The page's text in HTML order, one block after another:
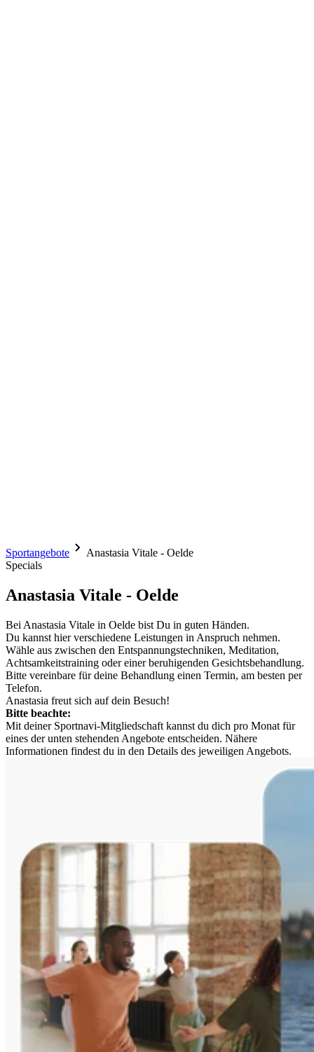
Sportangebote
Anastasia Vitale - Oelde
Specials
Anastasia Vitale - Oelde
Bei Anastasia Vitale in Oelde bist Du in guten Händen.
Du kannst hier verschiedene Leistungen in Anspruch nehmen.
Wähle aus zwischen den Entspannungstechniken, Meditation,
Achtsamkeitstraining oder einer beruhigenden Gesichtsbehandlung.
Bitte vereinbare für deine Behandlung einen Termin, am besten per
Telefon.
Anastasia freut sich auf dein Besuch!
Bitte beachte:
Mit deiner Sportnavi-Mitgliedschaft kannst du dich pro Monat für
eines der unten stehenden Angebote entscheiden. Nähere
Informationen findest du in den Details des jeweiligen Angebots.